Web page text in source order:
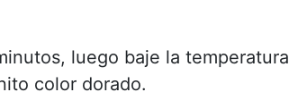
luego baje la temperatura
color dorado.